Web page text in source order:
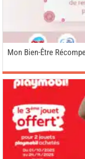
Mon Bien-Être